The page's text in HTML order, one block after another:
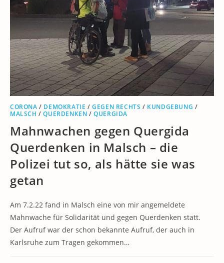
CORONA / DEMOKRATIE /GEGEN RECHTS / KUNDGEBUNG /
MALSCH /QUERDENKEN /QUERGIDA
Mahnwachen gegen Quergida
Querdenken in Malsch – die
Polizei tut so, als hätte sie was
getan
Am 7.2.22 fand in Malsch eine von mir angemeldete
Mahnwache für Solidarität und gegen Querdenken statt.
Der Aufruf war der schon bekannte Aufruf, der auch in
Karlsruhe zum Tragen gekommen…